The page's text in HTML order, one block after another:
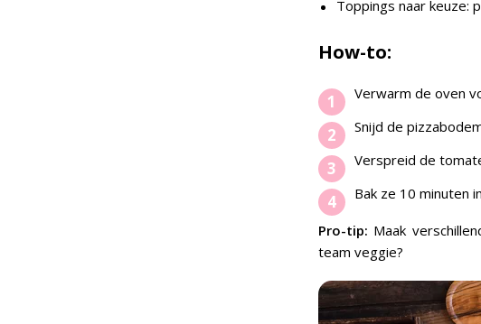
Toppings naar keuze:
How-to:
Verwarm de oven
Snijd de
Verspreid de
Bak ze 10 minuten
Pro-tip: Maak
team veggie?